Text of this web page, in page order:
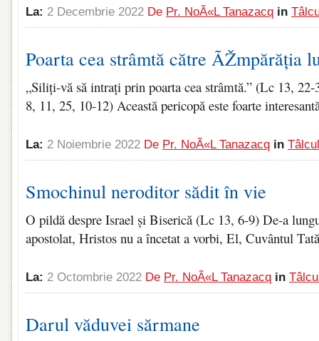
La: 2 Decembrie 2022 De Pr. NoÃ«l Tanazacq in
Poarta cea strâmtă către ÃŽmpărăția
„Siliți-vă să intrați prin poarta cea strâmtă.” (Lc 13,
8, 11, 25, 10-12) Această pericopă este foarte
La: 2 Noiembrie 2022 De Pr. NoÃ«l Tanazacq in
Smochinul neroditor sădit în vie
O pildă despre Israel și Biserică (Lc 13, 6‑9) De‑a
apostolat, Hristos nu a încetat a vorbi, El, Cuvântul
La: 2 Octombrie 2022 De Pr. NoÃ«l Tanazacq in
Darul văduvei sărmane